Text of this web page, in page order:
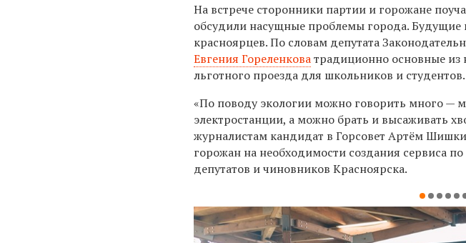
На встрече сторонники партии и горожане
обсудили насущные проблемы города.
красноярцев. По словам депутата
Евгения Гореленковатрадиционно основные из
льготного проезда для школьников и студентов.
«По поводу экологии можно говорить много —
электростанции, а можно брать и высаживать
журналистам кандидат в Горсовет Артём
горожан на необходимости создания сервиса
депутатов и чиновников Красноярска.